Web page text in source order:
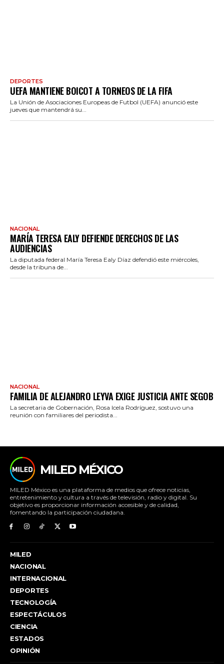
DEPORTES
UEFA MANTIENE BOICOT A TORNEOS DE LA FIFA
La Unión de Asociaciones Europeas de Futbol (UEFA) anunció este
jueves que mantendrá su...
NACIONAL
MARÍA TERESA EALY DEFIENDE DERECHOS DE LAS
AUDIENCIAS
La diputada federal María Teresa Ealy Díaz defendió este miércoles,
desde la tribuna de...
NACIONAL
FAMILIA DE ALEJANDRO LEYVA EXIGE JUSTICIA ANTE SEGOB
La secretaria de Gobernación, Rosa Icela Rodríguez, sostuvo una
reunión con familiares del periodista...
MILED MÉXICO
MILED México es una plataforma de medios que ofrece noticias,
entretenimiento y cultura a través de televisión, radio y digital. Su
objetivo es proporcionar información accesible y de calidad,
fomentando la participación ciudadana.
MILED
NACIONAL
INTERNACIONAL
DEPORTES
TECNOLOGÍA
ESPECTÁCULOS
CIENCIA
ESTADOS
OPINIÓN